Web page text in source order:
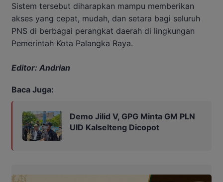
Sistem tersebut diharapkan mampu memberikan
akses yang cepat, mudah, dan setara bagi seluruh
PNS di berbagai perangkat daerah di lingkungan
Pemerintah Kota Palangka Raya.
Editor: Andrian
Baca Juga:
Demo Jilid V, GPG Minta GM PLN
UID Kalselteng Dicopot